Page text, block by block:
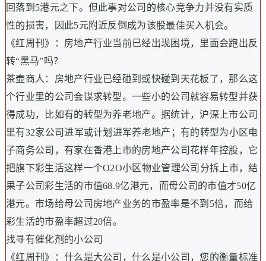
回落到5港元之下。但此事对公司的核心竞争力并没有实质
性的损害，因此5元附近反倒成为该股最佳买入机会。
《红周刊》：房地产行业当前已经出现困境，里面会跑出反
转“黑马”吗？
茶壶商人：房地产行业已经碰到或快碰到天花板了，那么这
个行业里的公司会谋求转型。一些小的公司就容易转型并获
得成功，比如有的转型为养老地产。据统计，沪深上市公司
里有32家公司进军或计划进军养老地产；有的转型为小区电
子商务公司，有家在香港上市的房地产公司花样年控股，它
把旗下彩生活这样一个O2O小区物业管理公司分拆上市，结
果子公司彩生活的市值68.9亿港元，而母公司的市值才50亿
港元。市场给母公司房地产业务的市盈率是不到5倍，而给
彩生活的市盈率超过20倍。
找寻有催化剂的小公司
《红周刊》：什么是大公司，什么是小公司，您的衡量标准